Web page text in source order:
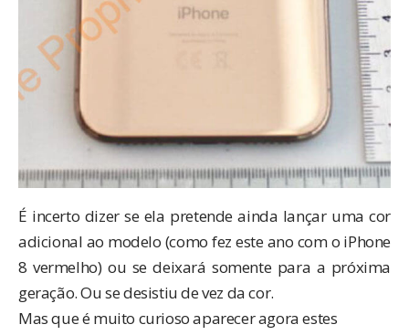
É incerto dizer se ela pretende ainda lançar uma cor
adicional ao modelo (como fez este ano com o iPhone
8 vermelho) ou se deixará somente para a próxima
geração. Ou se desistiu de vez da cor.
Mas que é muito curioso aparecer agora estes